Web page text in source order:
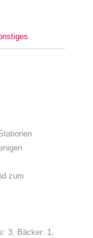
zum
3, Bäcker: 1,